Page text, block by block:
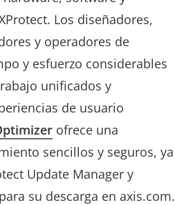
Los diseñadores,
y operadores de
y esfuerzo considerables
unificados y
de usuario
ofrece una
sencillos y seguros, ya
Update Manager y
su descarga en axis.com.